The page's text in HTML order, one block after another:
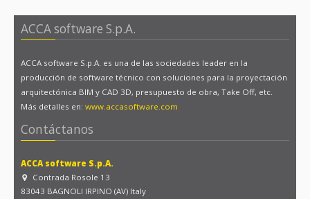
ACCA software S.p.A.
ACCA software S.p.A. es una de las sociedades leader en la
producción de software técnico con soluciones para la proyectación
arquitectónica BIM y CAD 3D, presupuesto de obra, Take Off, etc.
Más detalles en: www.accasoftware.com
Contáctanos
ACCA software S.p.A.
Contrada Rosole 13
83043 BAGNOLI IRPINO (AV) Italy